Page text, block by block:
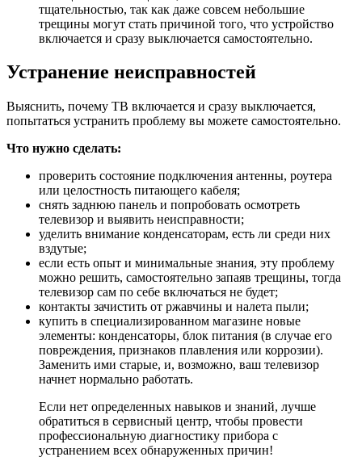
тщательностью, так как даже совсем небольшие
трещины могут стать причиной того, что устройство
включается и сразу выключается самостоятельно.
Устранение неисправностей
Выяснить, почему ТВ включается и сразу выключается,
попытаться устранить проблему вы можете самостоятельно.
Что нужно сделать:
проверить состояние подключения антенны, роутера
или целостность питающего кабеля;
снять заднюю панель и попробовать осмотреть
телевизор и выявить неисправности;
уделить внимание конденсаторам, есть ли среди них
вздутые;
если есть опыт и минимальные знания, эту проблему
можно решить, самостоятельно запаяв трещины, тогда
телевизор сам по себе включаться не будет;
контакты зачистить от ржавчины и налета пыли;
купить в специализированном магазине новые
элементы: конденсаторы, блок питания (в случае его
повреждения, признаков плавления или коррозии).
Заменить ими старые, и, возможно, ваш телевизор
начнет нормально работать.
Если нет определенных навыков и знаний, лучше
обратиться в сервисный центр, чтобы провести
профессиональную диагностику прибора с
устранением всех обнаруженных причин!